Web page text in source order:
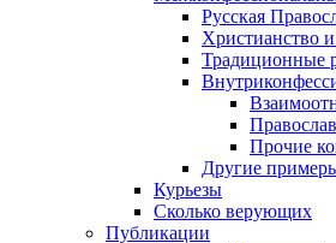
Русская
Христианство
Традиционные
Прочие
Другие
Курьезы
Сколько верующих
Публикации